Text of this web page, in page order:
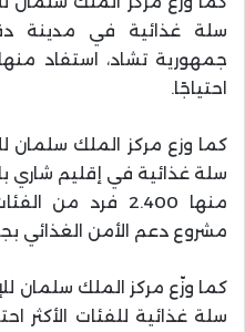
سلة غذائية في مدينة
احتياجًا.
سلة غذائية في إقليم شاري
منها 2.400 فرد
مشروع دعم الأمن الغذائي
سلة غذائية للفئات الأكثر